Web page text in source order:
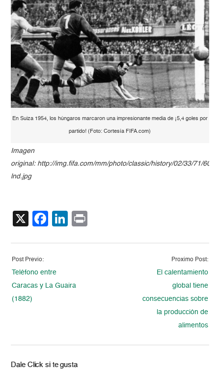
En Suiza 1954, los húngaros marcaron una impresionante media de ¡5,4 goles por
partido! (Foto: Cortesía FIFA.com)
Imagen
original: http://img.fifa.com/mm/photo/classic/history/02/33/71/60/
lnd.jpg
X Facebook
LinkedIn
Post Previo:
Teléfono entre
Caracas y La Guaira
(1882)
Proximo Post:
El calentamiento
global tiene
consecuencias sobre
la producción de
alimentos
Dale Click si te gusta